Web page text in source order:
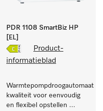
PDR 1108 SmartBiz HP
[EL]
Product-
informatieblad
Warmtepompdroogautomaat
kwaliteit voor eenvoudig
en flexibel opstellen